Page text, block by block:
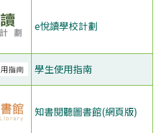
e悅讀學校計劃
學生使用指南
知書閱聽圖書館(網頁版)